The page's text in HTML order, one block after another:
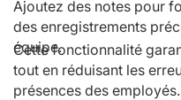
Ajoutez des notes pour
des enregistrements
équipe.
Cette fonctionnalité
tout en réduisant les
présences des employés.